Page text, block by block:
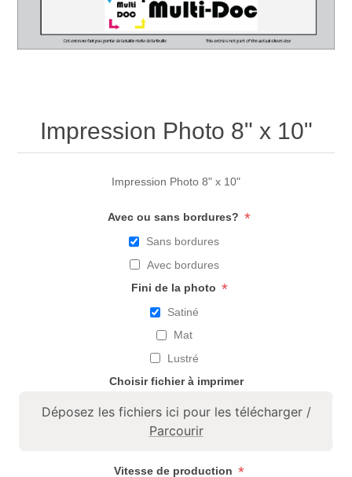
Impression Photo 8" x 10"
Impression Photo 8" x 10"
Avec ou sans bordures? *
Sans bordures
Avec bordures
Fini de la photo *
Satiné
Mat
Lustré
Choisir fichier à imprimer
Déposez les fichiers ici pour les télécharger /
Parcourir
Vitesse de production *